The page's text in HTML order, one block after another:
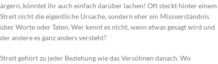
ärgern, könntet ihr auch einfach darüber lachen! Oft steckt hinter einem
Streit nicht die eigentliche Ursache, sondern eher ein Missverständnis
über Worte oder Taten. Wer kennt es nicht, wenn etwas gesagt wird und
der andere es ganz anders versteht?
Streit gehört zu jeder Beziehung wie das Versöhnen danach. Wo